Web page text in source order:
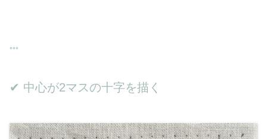
✔︎ 中心が2マスの十字を描く